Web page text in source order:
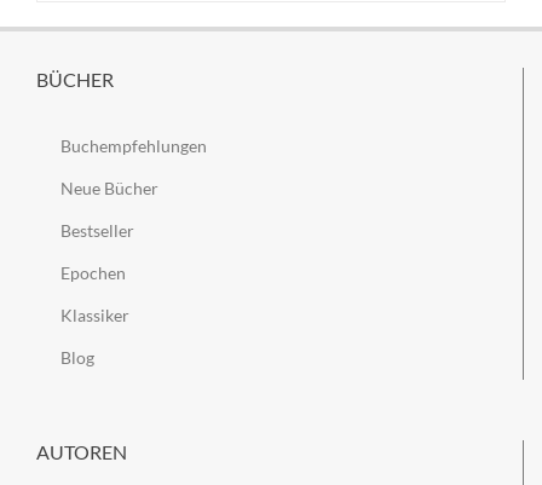
BÜCHER
Buchempfehlungen
Neue Bücher
Bestseller
Epochen
Klassiker
Blog
AUTOREN